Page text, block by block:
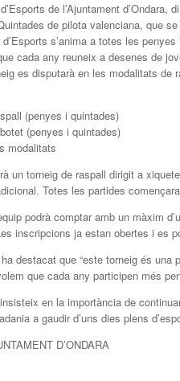
de l’Ajuntament
de pilota valenciana, que
s’anima a totes les
cada any reuneix a desenes de
es disputarà en les modalitats de
(penyes i quintades)
(penyes i quintades)
modalitats
un torneig de raspall dirigit a
Totes les partides
podrà comptar amb un màxim
inscripcions ja estan obertes i es
destacat que “este torneig és
que cada any participen més
en la importància de
a gaudir d’uns dies plens
D’ONDARA